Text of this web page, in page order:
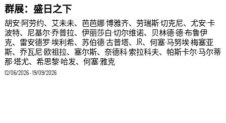
群展：盛日之下
胡安·阿劳约、艾未未、芭芭娜·博雅齐、劳瑞斯·切克尼、尤安·卡
波特、尼基尔·乔普拉、伊丽莎白·切尔维诺、贝林德·德·布鲁伊
克、雷安德罗·埃利希、苏伯德·古普塔、JR、何塞·马努埃·梅塞亚
斯、乔瓦尼·欧祖拉、塞尔斯、奈德科·索拉科夫、帕斯卡尔·马尔蒂
那·塔尤、希思黎·哈发、何塞·雅克
12/06/2026 - 19/09/2026